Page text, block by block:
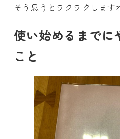
そう思うとワクワクします
使い始めるまでに
こと